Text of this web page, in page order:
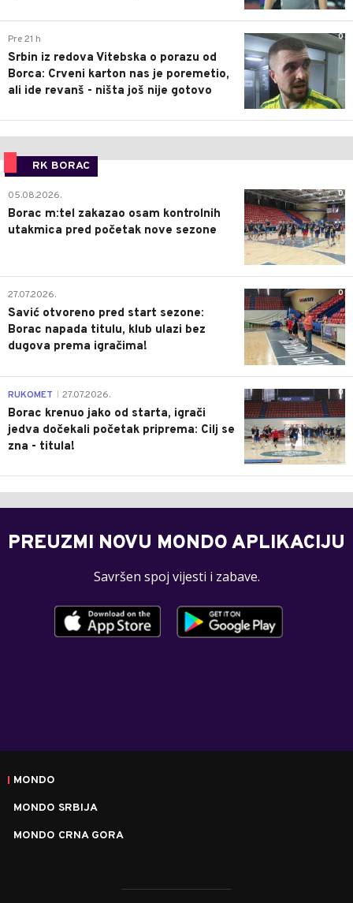
0
Pre 21 h
Srbin iz redova Vitebska o porazu od
Borca: Crveni karton nas je poremetio,
ali ide revanš - ništa još nije gotovo
RK BORAC
0
05.08.2026.
Borac m:tel zakazao osam kontrolnih
utakmica pred početak nove sezone
0
27.07.2026.
Savić otvoreno pred start sezone:
Borac napada titulu, klub ulazi bez
dugova prema igračima!
0
RUKOMET 27.07.2026.
Borac krenuo jako od starta, igrači
jedva dočekali početak priprema: Cilj se
zna - titula!
PREUZMI NOVU MONDO APLIKACIJU
Savršen spoj vijesti i zabave.
MONDO
MONDO SRBIJA
MONDO CRNA GORA